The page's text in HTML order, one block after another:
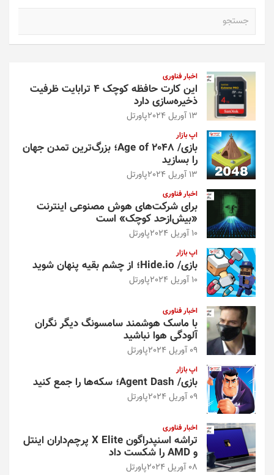
اخبار فناوری
این کارت حافظه کوچک ۴ ترابایت ظرفیت
ذخیره‌سازی دارد
13 آوریل 2024 پاورتل
اپ بازار
بازی/ Age of 2048؛ بزرگ‌ترین تمدن جهان
را بسازید
13 آوریل 2024 پاورتل
اخبار فناوری
برای شرکت‌های هوش مصنوعی اینترنت
«بیش‌از‌حد کوچک» است
10 آوریل 2024 پاورتل
اپ بازار
بازی/ Hide.io؛ از چشم بقیه پنهان شوید
10 آوریل 2024 پاورتل
اخبار فناوری
با ماسک هوشمند سامسونگ دیگر نگران
آلودگی هوا نباشید
09 آوریل 2024 پاورتل
اپ بازار
بازی/ Agent Dash؛ سکه‌ها را جمع کنید
09 آوریل 2024 پاورتل
اخبار فناوری
تراشه اسنپدراگون X Elite پرچم‌داران اینتل
و AMD را شکست داد
08 آوریل 2024 پاورتل